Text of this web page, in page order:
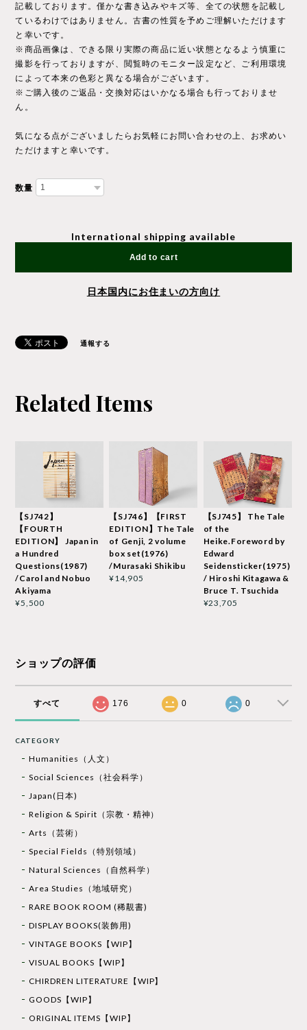
記載しております。僅かな書き込みやキズ等、全ての状態を記載し
ているわけではありません。古書の性質を予めご理解いただけます
と幸いです。
※商品画像は、できる限り実際の商品に近い状態となるよう慎重に
撮影を行っておりますが、閲覧時のモニター設定など、ご利用環境
によって本来の色彩と異なる場合がございます。
※ご購入後のご返品・交換対応はいかなる場合も行っておりませ
ん。
気になる点がございましたらお気軽にお問い合わせの上、お求めい
ただけますと幸いです。
数量
International shipping available
Add to cart
日本国内にお住まいの方向け
通報する
Related Items
【SJ742】
【FOURTH
EDITION】 Japan in
a Hundred
Questions(1987)
/Carol and Nobuo
Akiyama
¥5,500
【SJ746】【FIRST
EDITION】The Tale
of Genji, 2 volume
box set(1976)
/Murasaki Shikibu
¥14,905
【SJ745】 The Tale
of the
Heike.Foreword by
Edward
Seidensticker(1975)
/ Hiroshi Kitagawa &
Bruce T. Tsuchida
¥23,705
ショップの評価
すべて 176 0 0
CATEGORY
Humanities（人文）
Social Sciences（社会科学）
Japan(日本)
Religion & Spirit（宗教・精神）
Arts（芸術）
Special Fields（特別領域）
Natural Sciences（自然科学）
Area Studies（地域研究）
RARE BOOK ROOM (稀覯書)
DISPLAY BOOKS(装飾用)
VINTAGE BOOKS【WIP】
VISUAL BOOKS【WIP】
CHIRDREN LITERATURE【WIP】
GOODS【WIP】
ORIGINAL ITEMS【WIP】